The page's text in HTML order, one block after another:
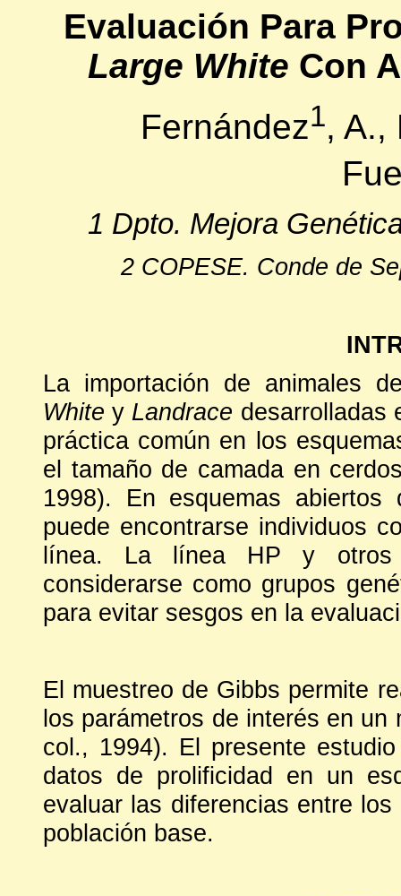
Evaluación Para
Large White Con
Fernández1, A.,
1 Dpto. Mejora
2 COPESE. Conde de
La importación de animales
White y Landrace desarrolladas
práctica común en los
el tamaño de camada en
1998). En esquemas abiertos
puede encontrarse individuos
línea. La línea HP y otros
considerarse como grupos
para evitar sesgos en la
El muestreo de Gibbs permite
los parámetros de interés en un
col., 1994). El presente
datos de prolificidad en un
evaluar las diferencias entre
población base.